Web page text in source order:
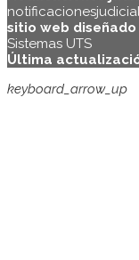
sitio web diseñado
Sistemas UTS
Última
keyboard_arrow_up